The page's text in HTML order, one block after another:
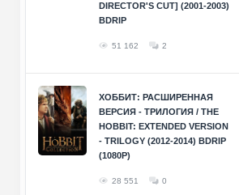
DIRECTOR'S CUT] (2001-2003)
BDRIP
51 162 2
ХОББИТ: РАСШИРЕННАЯ
ВЕРСИЯ - ТРИЛОГИЯ / THE
HOBBIT: EXTENDED VERSION
- TRILOGY (2012-2014) BDRIP
(1080P)
28 551 0